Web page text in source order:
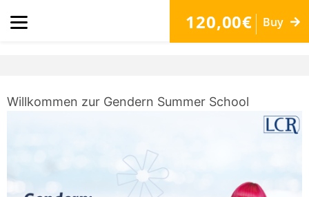
120,00€ Buy
Willkommen zur Gendern Summer School